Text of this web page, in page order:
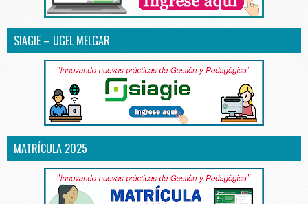
SIAGIE – UGEL MELGAR
MATRÍCULA 2025